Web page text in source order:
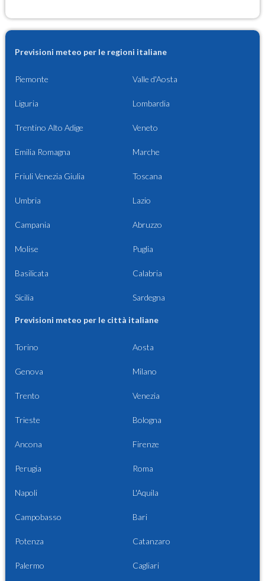
Previsioni meteo per le regioni italiane
Piemonte Valle d'Aosta
Liguria Lombardia
Trentino Alto Adige Veneto
Emilia Romagna Marche
Friuli Venezia Giulia Toscana
Umbria Lazio
Campania Abruzzo
Molise Puglia
Basilicata Calabria
Sicilia Sardegna
Previsioni meteo per le città italiane
Torino Aosta
Genova Milano
Trento Venezia
Trieste Bologna
Ancona Firenze
Perugia Roma
Napoli L'Aquila
Campobasso Bari
Potenza Catanzaro
Palermo Cagliari